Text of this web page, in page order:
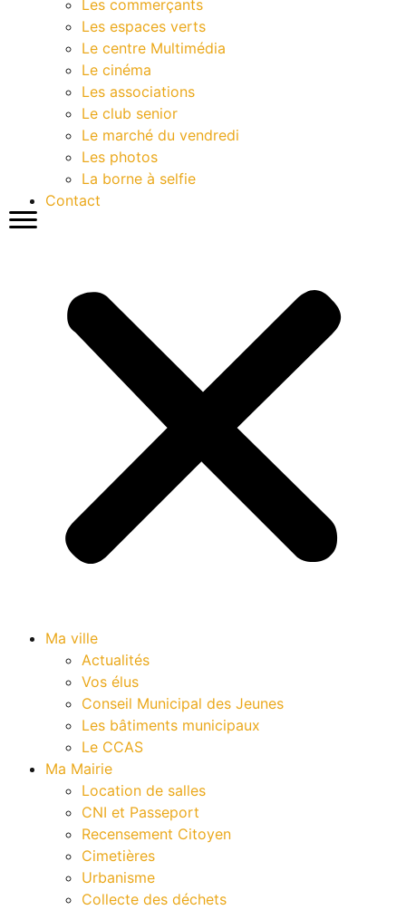
Les commerçants
Les espaces verts
Le centre Multimédia
Le cinéma
Les associations
Le club senior
Le marché du vendredi
Les photos
La borne à selfie
Contact
Ma ville
Actualités
Vos élus
Conseil Municipal des Jeunes
Les bâtiments municipaux
Le CCAS
Ma Mairie
Location de salles
CNI et Passeport
Recensement Citoyen
Cimetières
Urbanisme
Collecte des déchets